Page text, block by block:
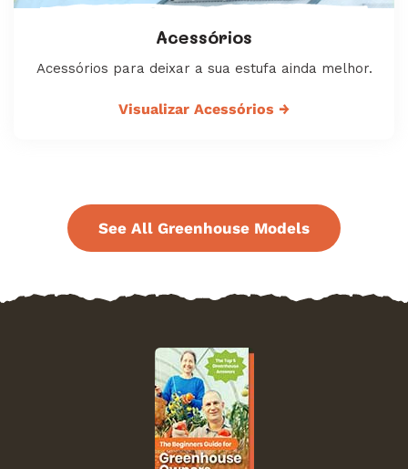
Acessórios
Acessórios para deixar a sua estufa ainda melhor.
Visualizar Acessórios →
See All Greenhouse Models